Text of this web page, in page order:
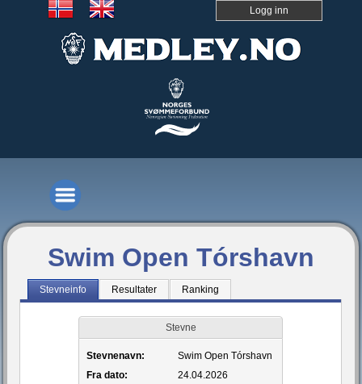
Logg inn
Swim Open Tórshavn
Stevneinfo Resultater Ranking
Stevne
Stevnenavn:
Swim Open Tórshavn
Fra dato:
24.04.2026